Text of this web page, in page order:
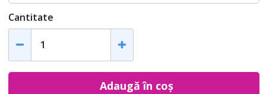
Cantitate
Adaugă în coș